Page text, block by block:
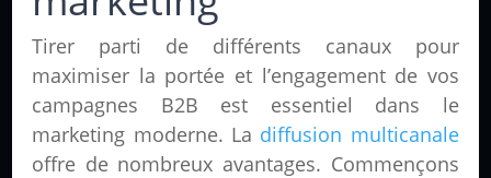
Tirer parti de différents canaux pour
maximiser la portée et l’engagement de vos
campagnes B2B est essentiel dans le
marketing moderne. La diffusion multicanale
offre de nombreux avantages. Commençons